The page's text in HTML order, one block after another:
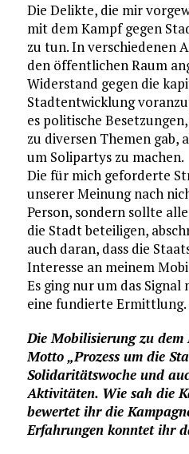
Die Delikte, die mir
mit dem Kampf gegen
zu tun. In verschiedenen
den öffentlichen Raum
Widerstand gegen die
Stadtentwicklung
es politische
zu diversen Themen gab,
um Solipartys zu machen.
Die für mich geforderte
unserer Meinung nach
Person, sondern sollte
die Stadt beteiligen,
auch daran, dass die
Interesse an meinem
Es ging nur um das Signal
eine fundierte Ermittlung.
Die Mobilisierung zu dem
Motto „Prozess um die
Solidaritätswoche und
Aktivitäten. Wie sah die
bewertet ihr die
Erfahrungen konntet ihr